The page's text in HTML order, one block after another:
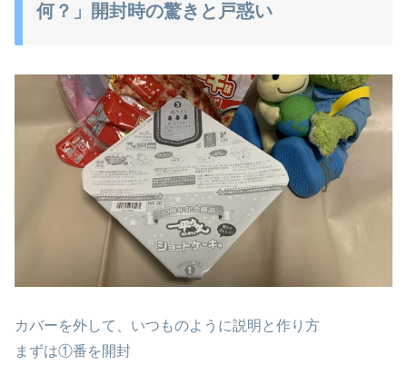
何？」開封時の驚きと戸惑い
カバーを外して、いつものように説明と作り方
まずは①番を開封